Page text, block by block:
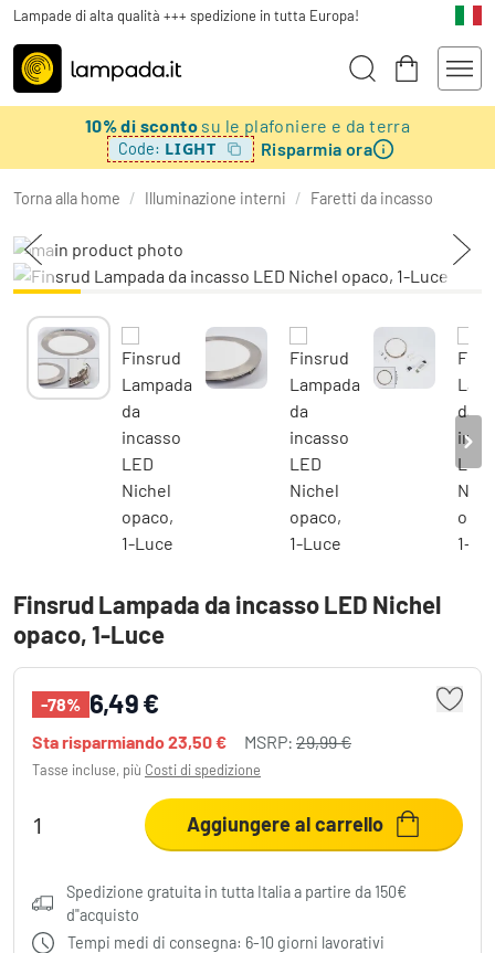
Lampade di alta qualità +++ spedizione in tutta Europa!
10% di sconto su le plafoniere e da terra
Code: LIGHT Risparmia ora
Torna alla home / Illuminazione interni / Faretti da incasso
Finsrud Lampada da incasso LED Nichel
opaco, 1-Luce
-78% 6,49 €
Sta risparmiando23,50 € MSRP: 29,99 €
Tasse incluse, più Costi di spedizione
Aggiungere al carrello
Spedizione gratuita in tutta Italia a partire da 150€
d"acquisto
Tempi medi di consegna: 6-10 giorni lavorativi